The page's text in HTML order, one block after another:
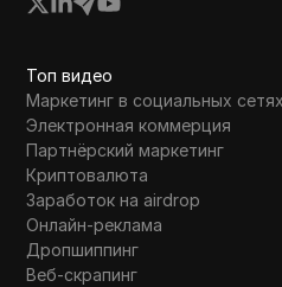
Топ видео
Маркетинг в социальных сетях
Электронная коммерция
Партнёрский маркетинг
Криптовалюта
Заработок на airdrop
Онлайн-реклама
Дропшиппинг
Веб-скрапинг